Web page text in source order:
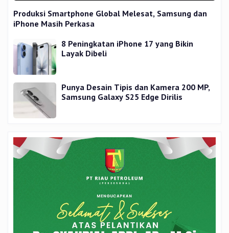
Produksi Smartphone Global Melesat, Samsung dan
iPhone Masih Perkasa
8 Peningkatan iPhone 17 yang Bikin
Layak Dibeli
Punya Desain Tipis dan Kamera 200 MP,
Samsung Galaxy S25 Edge Dirilis